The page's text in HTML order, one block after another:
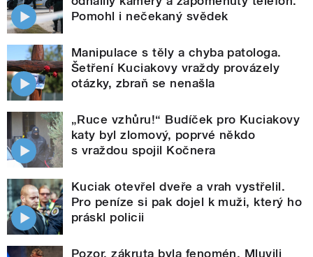
Pomohl i nečekaný svědek
Manipulace s těly a chyba patologa.
Šetření Kuciakovy vraždy provázely
otázky, zbraň se nenašla
„Ruce vzhůru!“ Budíček pro Kuciakovy
katy byl zlomový, poprvé někdo
s vraždou spojil Kočnera
Kuciak otevřel dveře a vrah vystřelil.
Pro peníze si pak dojel k muži, který ho
práskl policii
Pozor, zákruta byla fenomén. Mluvili